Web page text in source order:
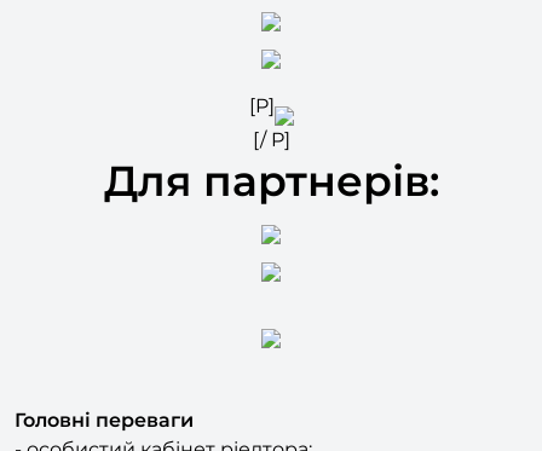
[P]
[/ P]
Для партнерів:
- особистий кабінет ріелтора;
- іпотечний калькулятор;